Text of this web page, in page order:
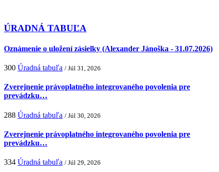
ÚRADNÁ TABUĽA
Oznámenie o uložení zásielky (Alexander Jánoška - 31.07.2026)
300 Úradná tabuľa / Júl 31, 2026
Zverejnenie právoplatného integrovaného povolenia pre
prevádzku…
288 Úradná tabuľa / Júl 30, 2026
Zverejnenie právoplatného integrovaného povolenia pre
prevádzku…
334 Úradná tabuľa / Júl 29, 2026